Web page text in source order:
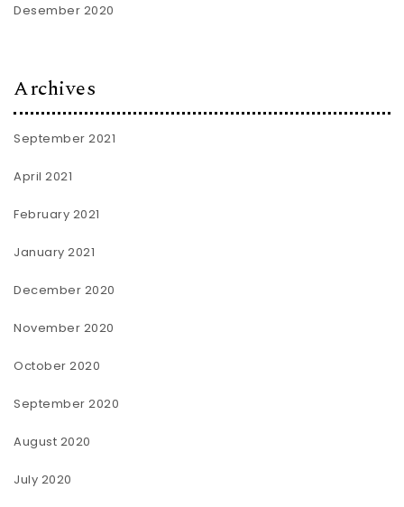
Desember 2020
Archives
September 2021
April 2021
February 2021
January 2021
December 2020
November 2020
October 2020
September 2020
August 2020
July 2020